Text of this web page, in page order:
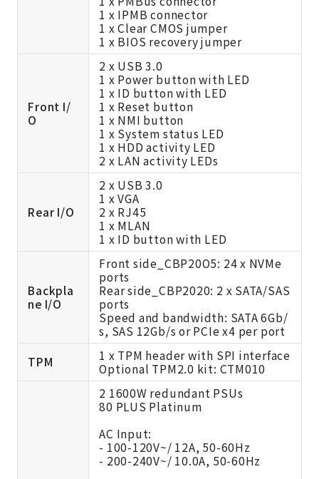
1 x IPMB connector
1 x Clear CMOS jumper
1 x BIOS recovery jumper
Front I/
O
2 x USB 3.0
1 x Power button with LED
1 x ID button with LED
1 x Reset button
1 x NMI button
1 x System status LED
1 x HDD activity LED
2 x LAN activity LEDs
Rear I/O
2 x USB 3.0
1 x VGA
2 x RJ45
1 x MLAN
1 x ID button with LED
Backpla
ne I/O
Front side_CBP20O5: 24 x NVMe
ports
Rear side_CBP2020: 2 x SATA/SAS
ports
Speed and bandwidth: SATA 6Gb/
s, SAS 12Gb/s or PCIe x4 per port
TPM
1 x TPM header with SPI interface
Optional TPM2.0 kit: CTM010
2 1600W redundant PSUs
80 PLUS Platinum
AC Input:
- 100-120V~/ 12A, 50-60Hz
- 200-240V~/ 10.0A, 50-60Hz